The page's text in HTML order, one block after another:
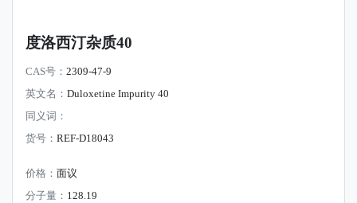
度洛西汀杂质40
CAS号： 2309-47-9
英文名： Duloxetine Impurity 40
同义词：
货号： REF-D18043
价格： 面议
分子量： 128.19